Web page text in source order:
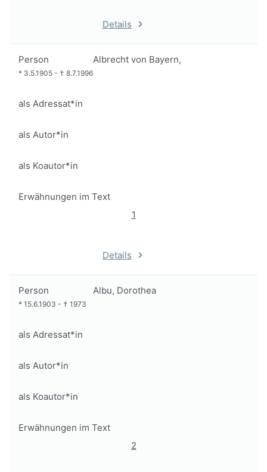
Details
Person Albrecht von Bayern,
* 3.5.1905 - † 8.7.1996
als Adressat*in
als Autor*in
als Koautor*in
Erwähnungen im Text
1
Details
Person Albu, Dorothea
* 15.6.1903 - † 1973
als Adressat*in
als Autor*in
als Koautor*in
Erwähnungen im Text
2